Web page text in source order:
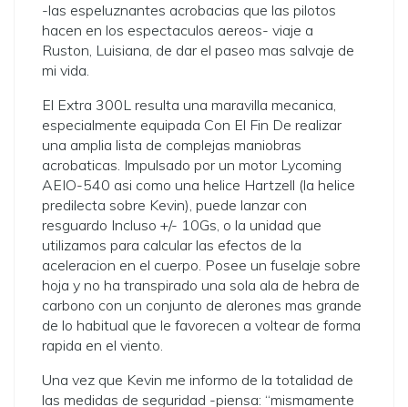
-las espeluznantes acrobacias que las pilotos
hacen en los espectaculos aereos- viaje a
Ruston, Luisiana, de dar el paseo mas salvaje de
mi vida.
El Extra 300L resulta una maravilla mecanica,
especialmente equipada Con El Fin De realizar
una amplia lista de complejas maniobras
acrobaticas. Impulsado por un motor Lycoming
AEIO-540 asi­ como una helice Hartzell (la helice
predilecta sobre Kevin), puede lanzar con
resguardo Incluso +/- 10Gs, o la unidad que
utilizamos para calcular las efectos de la
aceleracion en el cuerpo. Posee un fuselaje sobre
hoja y no ha transpirado una sola ala de hebra de
carbono con un conjunto de alerones mas grande
de lo habitual que le favorecen a voltear de forma
rapida en el viento.
Una vez que Kevin me informo de la totalidad de
las medidas de seguridad -piensa: “mismamente